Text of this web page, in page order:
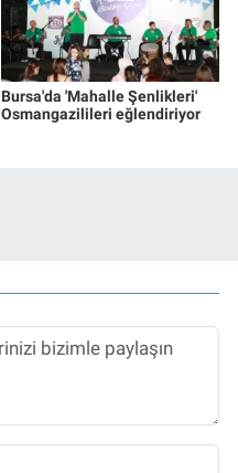
Bursa'da 'Mahalle Şenlikleri'
Osmangazilileri eğlendiriyor